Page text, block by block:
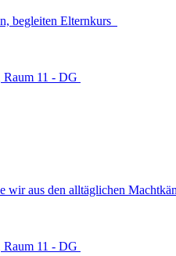
begleiten Elternkurs
Raum 11 - DG
wir aus den alltäglichen
Raum 11 - DG